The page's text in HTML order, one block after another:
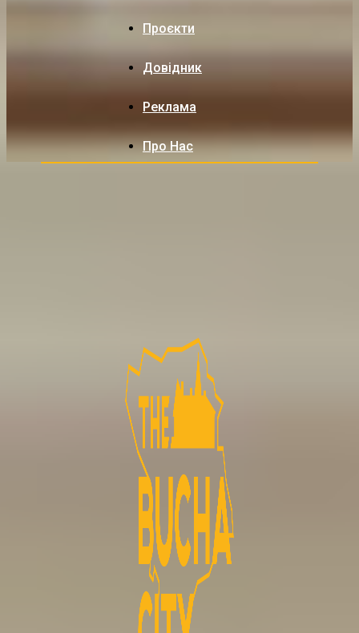
Проєкти
Довідник
Реклама
Про Нас